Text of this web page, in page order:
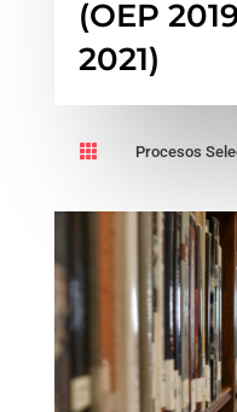
(OEP
2021)
 Procesos